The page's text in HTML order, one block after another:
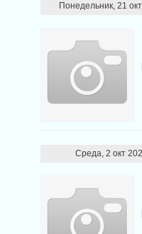
Понедельник, 21
Среда, 2 окт